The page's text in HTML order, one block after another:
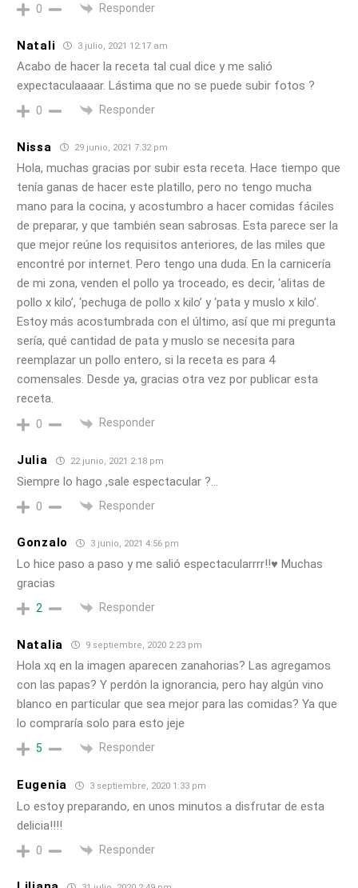
0 Responder
Natali 3 julio, 2021 12:17 am
Acabo de hacer la receta tal cual dice y me salió
expectaculaaaar. Lástima que no se puede subir fotos ?
0 Responder
Nissa 29 junio, 2021 7:32 pm
Hola, muchas gracias por subir esta receta. Hace tiempo que
tenía ganas de hacer este platillo, pero no tengo mucha
mano para la cocina, y acostumbro a hacer comidas fáciles
de preparar, y que también sean sabrosas. Esta parece ser la
que mejor reúne los requisitos anteriores, de las miles que
encontré por internet. Pero tengo una duda. En la carnicería
de mi zona, venden el pollo ya troceado, es decir, ‘alitas de
pollo x kilo’, ‘pechuga de pollo x kilo’ y ‘pata y muslo x kilo’.
Estoy más acostumbrada con el último, así que mi pregunta
sería, qué cantidad de pata y muslo se necesita para
reemplazar un pollo entero, si la receta es para 4
comensales. Desde ya, gracias otra vez por publicar esta
receta.
0 Responder
Julia 22 junio, 2021 2:18 pm
Siempre lo hago ,sale espectacular ?…
0 Responder
Gonzalo 3 junio, 2021 4:56 pm
Lo hice paso a paso y me salió espectacularrrr!!♥ Muchas
gracias
2 Responder
Natalia 9 septiembre, 2020 2:23 pm
Hola xq en la imagen aparecen zanahorias? Las agregamos
con las papas? Y perdón la ignorancia, pero hay algún vino
blanco en particular que sea mejor para las comidas? Ya que
lo compraría solo para esto jeje
5 Responder
Eugenia 3 septiembre, 2020 1:33 pm
Lo estoy preparando, en unos minutos a disfrutar de esta
delicia!!!!
0 Responder